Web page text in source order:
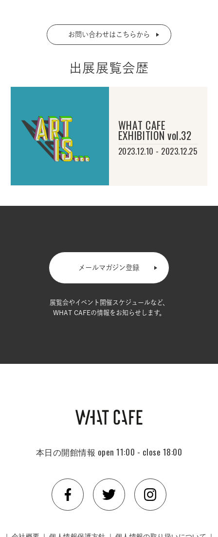
お問い合わせはこちらから
出展展覧会歴
WHAT CAFE
EXHIBITION vol.32
2023.12.10 - 2023.12.25
メールマガジン登録
展覧会やイベント開催スケジュールなど、
WHAT CAFEの情報をお知らせします。
本日の開館情報 open 11:00 - close 18:00